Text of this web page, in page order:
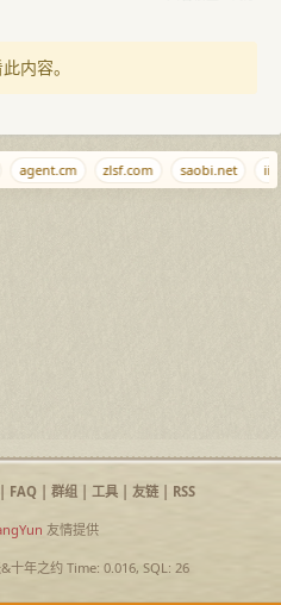
内容。
agent.cm zlsf.com saobi.net
FAQ| 群组| 工具| 友链| RSS
友情提供
&十年之约Time: 0.016, SQL: 26